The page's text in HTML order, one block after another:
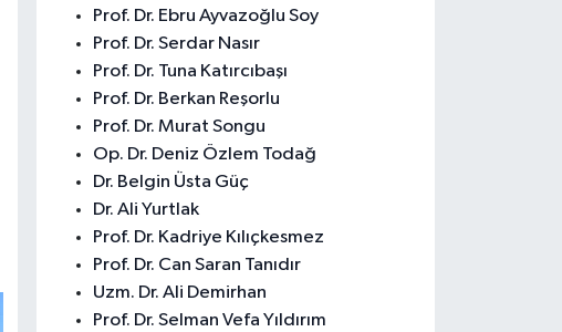
Prof. Dr. Ebru Ayvazoğlu Soy
Prof. Dr. Serdar Nasır
Prof. Dr. Tuna Katırcıbaşı
Prof. Dr. Berkan Reşorlu
Prof. Dr. Murat Songu
Op. Dr. Deniz Özlem Todağ
Dr. Belgin Üsta Güç
Dr. Ali Yurtlak
Prof. Dr. Kadriye Kılıçkesmez
Prof. Dr. Can Saran Tanıdır
Uzm. Dr. Ali Demirhan
Prof. Dr. Selman Vefa Yıldırım